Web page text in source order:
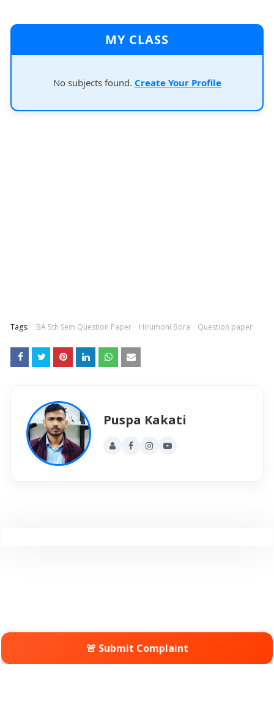
MY CLASS
No subjects found. Create Your Profile
Tags: BA 5th Sem Question Paper Hirumoni Bora Question paper
Puspa Kakati
🚨 Submit Complaint